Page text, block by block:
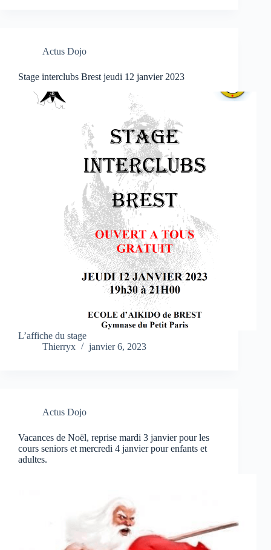
Actus Dojo
Stage interclubs Brest jeudi 12 janvier 2023
L’affiche du stage
Thierryx
janvier 6, 2023
Actus Dojo
Vacances de Noël, reprise mardi 3 janvier pour les
cours seniors et mercredi 4 janvier pour enfants et
adultes.